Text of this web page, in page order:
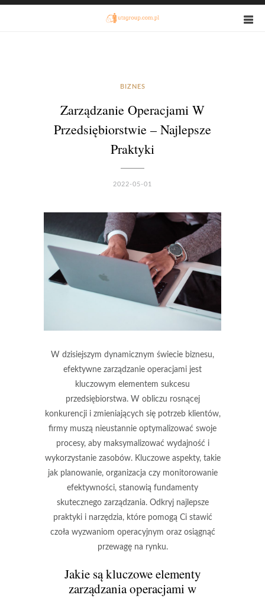
BIZNES
Zarządzanie Operacjami W
Przedsiębiorstwie – Najlepsze
Praktyki
2022-05-01
W dzisiejszym dynamicznym świecie biznesu,
efektywne zarządzanie operacjami jest
kluczowym elementem sukcesu
przedsiębiorstwa. W obliczu rosnącej
konkurencji i zmieniających się potrzeb klientów,
firmy muszą nieustannie optymalizować swoje
procesy, aby maksymalizować wydajność i
wykorzystanie zasobów. Kluczowe aspekty, takie
jak planowanie, organizacja czy monitorowanie
efektywności, stanowią fundamenty
skutecznego zarządzania. Odkryj najlepsze
praktyki i narzędzia, które pomogą Ci stawić
czoła wyzwaniom operacyjnym oraz osiągnąć
przewagę na rynku.
Jakie są kluczowe elementy
zarządzania operacjami w